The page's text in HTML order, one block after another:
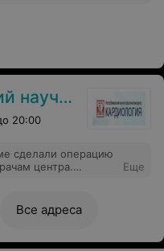
.Выражаю им
самого
«Кардиология»
20:00
сделали операцию
центра.
провели две
попасть
Это врач
Он очень
Еще
Все адреса